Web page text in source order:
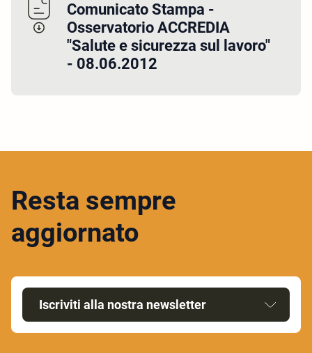
Comunicato Stampa -
Osservatorio ACCREDIA
"Salute e sicurezza sul lavoro"
- 08.06.2012
Resta sempre
aggiornato
Iscriviti alla nostra newsletter